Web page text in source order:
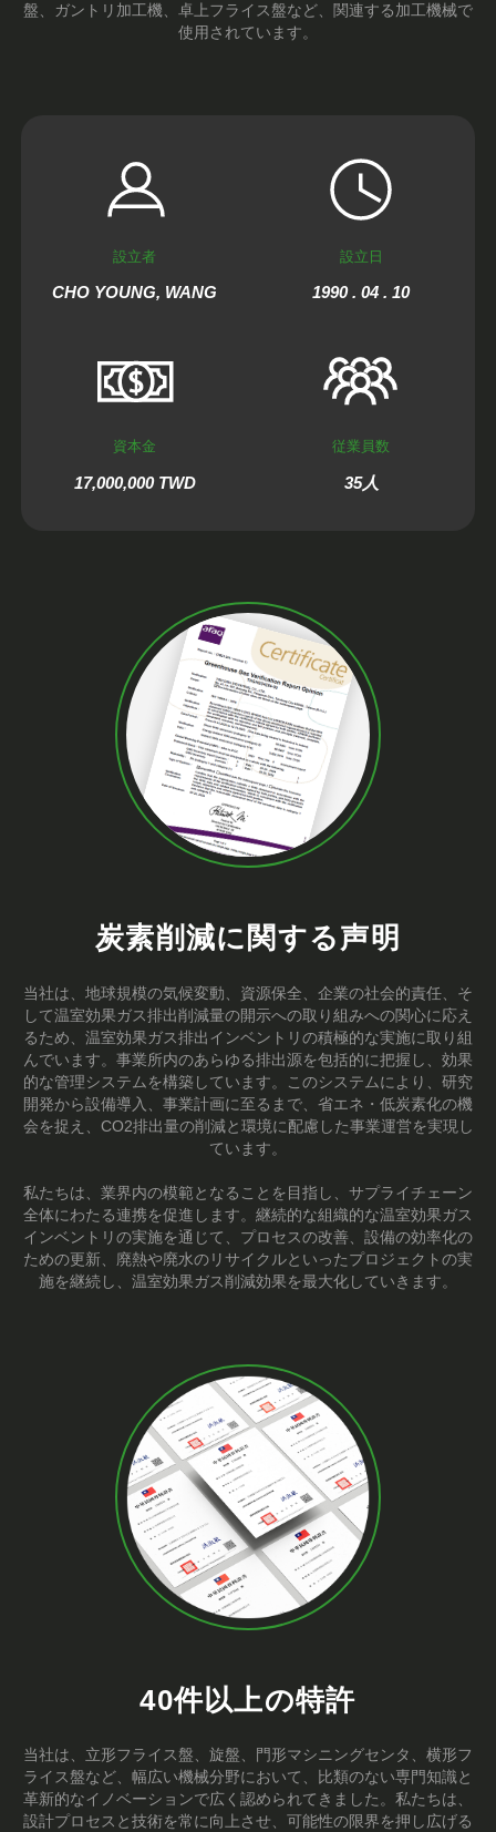
盤、ガントリ加工機、卓上フライス盤など、関連する加工機械で
使用されています。
設立者
CHO YOUNG, WANG
設立日
1990 . 04 . 10
資本金
17,000,000 TWD
従業員数
35人
炭素削減に関する声明
当社は、地球規模の気候変動、資源保全、企業の社会的責任、そ
して温室効果ガス排出削減量の開示への取り組みへの関心に応え
るため、温室効果ガス排出インベントリの積極的な実施に取り組
んでいます。事業所内のあらゆる排出源を包括的に把握し、効果
的な管理システムを構築しています。このシステムにより、研究
開発から設備導入、事業計画に至るまで、省エネ・低炭素化の機
会を捉え、CO2排出量の削減と環境に配慮した事業運営を実現し
ています。
私たちは、業界内の模範となることを目指し、サプライチェーン
全体にわたる連携を促進します。継続的な組織的な温室効果ガス
インベントリの実施を通じて、プロセスの改善、設備の効率化の
ための更新、廃熱や廃水のリサイクルといったプロジェクトの実
施を継続し、温室効果ガス削減効果を最大化していきます。
40件以上の特許
当社は、立形フライス盤、旋盤、門形マシニングセンタ、横形フ
ライス盤など、幅広い機械分野において、比類のない専門知識と
革新的なイノベーションで広く認められてきました。私たちは、
設計プロセスと技術を常に向上させ、可能性の限界を押し広げる